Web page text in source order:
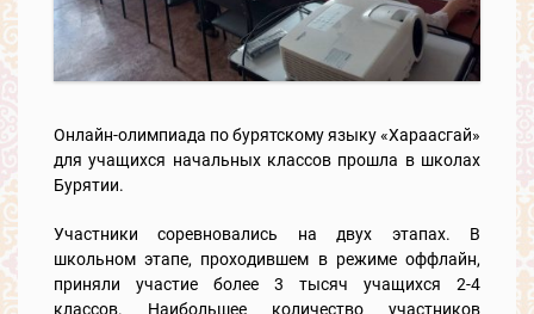
Онлайн-олимпиада по бурятскому языку «Хараасгай»
для учащихся начальных классов прошла в школах
Бурятии.
Участники соревновались на двух этапах. В
школьном этапе, проходившем в режиме оффлайн,
приняли участие более 3 тысяч учащихся 2-4
классов. Наибольшее количество участников